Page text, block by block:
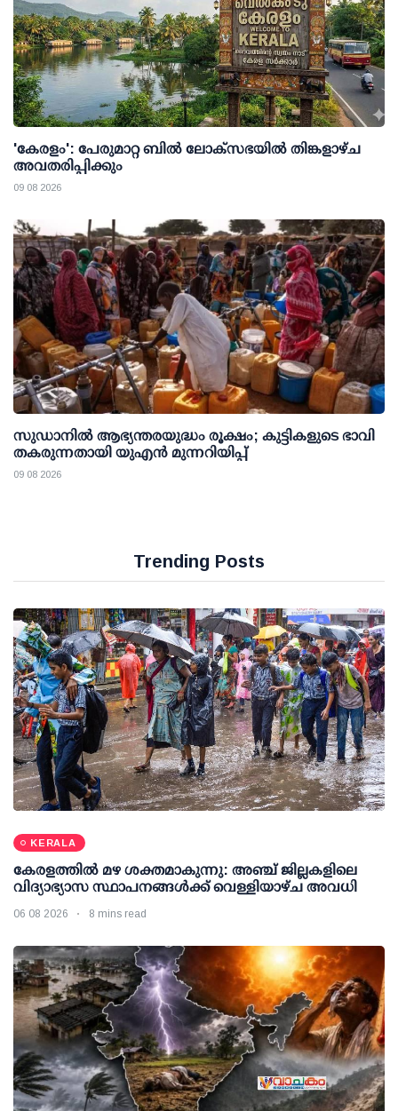
'കേരളം': പേരുമാറ്റ ബില്‍ ലോക്സഭയില്‍ തിങ്കളാഴ്ച
അവതരിപ്പിക്കും
09 08 2026
സുഡാനിൽ ആഭ്യന്തരയുദ്ധം രൂക്ഷം; കുട്ടികളുടെ ഭാവി
തകരുന്നതായി യുഎൻ മുന്നറിയിപ്പ്
09 08 2026
Trending Posts
KERALA
കേരളത്തില്‍ മഴ ശക്തമാകുന്നു: അഞ്ച് ജില്ലകളിലെ
വിദ്യാഭ്യാസ സ്ഥാപനങ്ങള്‍ക്ക് വെള്ളിയാഴ്ച അവധി
06 08 2026 8 mins read